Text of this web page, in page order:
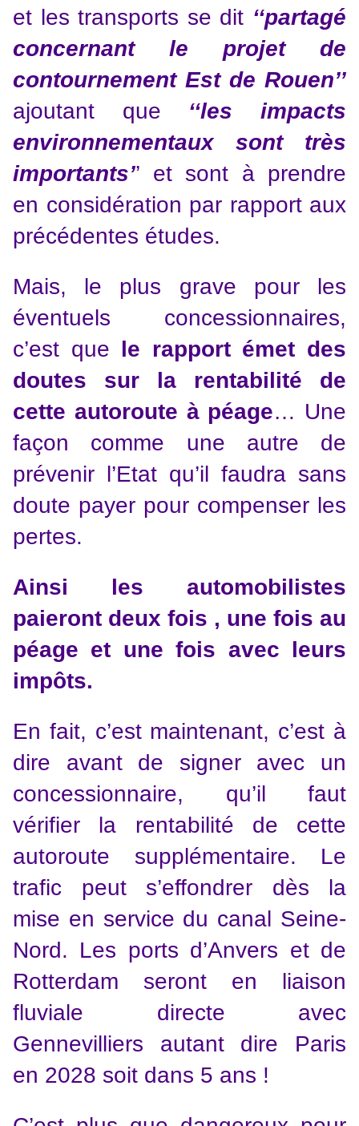
et les transports se dit ‘‘partagé
concernant le projet de
contournement Est de Rouen’’
ajoutant que ‘‘les impacts
environnementaux sont très
importants’’ et sont à prendre
en considération par rapport aux
précédentes études.
Mais, le plus grave pour les
éventuels concessionnaires,
c’est que le rapport émet des
doutes sur la rentabilité de
cette autoroute à péage… Une
façon comme une autre de
prévenir l’Etat qu’il faudra sans
doute payer pour compenser les
pertes.
Ainsi les automobilistes
paieront deux fois , une fois au
péage et une fois avec leurs
impôts.
En fait, c’est maintenant, c’est à
dire avant de signer avec un
concessionnaire, qu’il faut
vérifier la rentabilité de cette
autoroute supplémentaire. Le
trafic peut s’effondrer dès la
mise en service du canal Seine-
Nord. Les ports d’Anvers et de
Rotterdam seront en liaison
fluviale directe avec
Gennevilliers autant dire Paris
en 2028 soit dans 5 ans !